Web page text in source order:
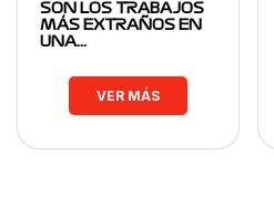
SON LOS TRABAJOS
MÁS EXTRAÑOS EN
UNA…
VER MÁS